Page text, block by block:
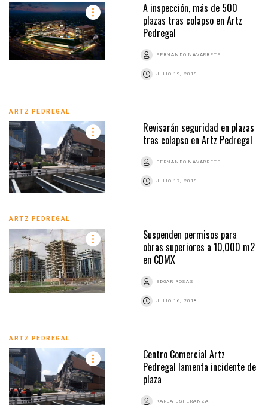
A inspección, más de 500
plazas tras colapso en Artz
Pedregal
FERNANDO NAVARRETE
JULIO 19, 2018
ARTZ PEDREGAL
Revisarán seguridad en plazas
tras colapso en Artz Pedregal
FERNANDO NAVARRETE
JULIO 17, 2018
ARTZ PEDREGAL
Suspenden permisos para
obras superiores a 10,000 m2
en CDMX
EDGAR ROSAS
JULIO 16, 2018
ARTZ PEDREGAL
Centro Comercial Artz
Pedregal lamenta incidente de
plaza
KARLA ESPERANZA